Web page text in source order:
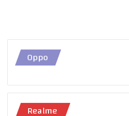
Oppo
Realme